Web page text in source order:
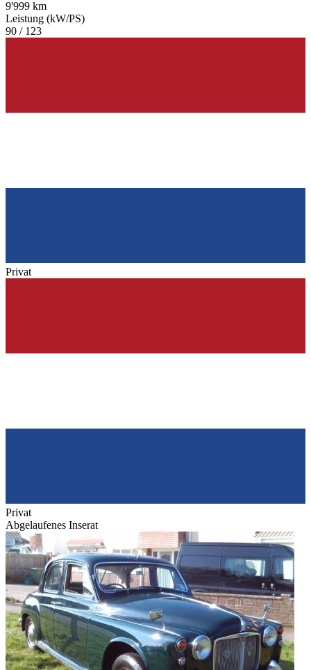
9'999 km
Leistung (kW/PS)
90 / 123
Privat
Privat
Abgelaufenes Inserat